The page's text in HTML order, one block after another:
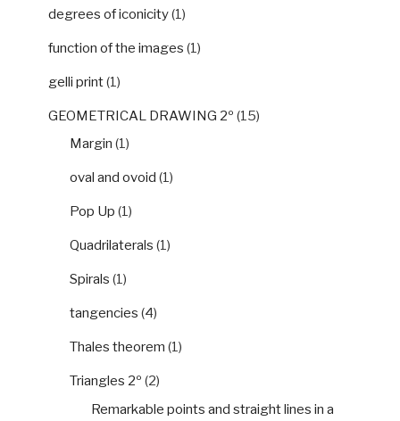
degrees of iconicity(1)
function of the images (1)
gelli print(1)
GEOMETRICAL DRAWING 2º (15)
Margin (1)
oval and ovoid (1)
Pop Up (1)
Quadrilaterals (1)
Spirals (1)
tangencies (4)
Thales theorem (1)
Triangles 2º (2)
Remarkable points and straight lines in a